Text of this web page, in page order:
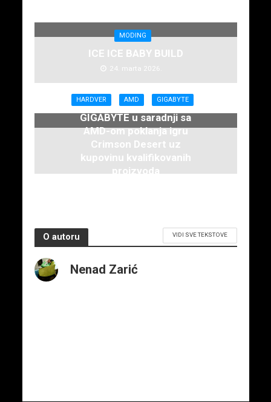
MODING
ICE ICE BABY BUILD
24. marta 2026.
HARDVER AMD GIGABYTE
GIGABYTE u saradnji sa
AMD-om poklanja igru
Crimson Desert uz
kupovinu kvalifikovanih
proizvoda
O autoru VIDI SVE TEKSTOVE
Nenad Zarić